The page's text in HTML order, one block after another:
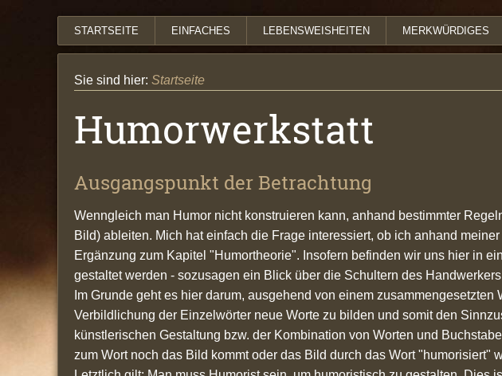
STARTSEITE EINFACHES LEBENSWEISHEITEN MERKWÜRDIGES
Sie sind hier: Startseite
Humorwerkstatt
Ausgangspunkt der Betrachtung
Wenngleich man Humor nicht konstruieren kann, anhand bestimmter
Bild) ableiten. Mich hat einfach die Frage interessiert, ob ich anhand
Ergänzung zum Kapitel "Humortheorie". Insofern befinden wir uns hier in
gestaltet werden - sozusagen ein Blick über die Schultern des
Im Grunde geht es hier darum, ausgehend von einem
Verbildlichung der Einzelwörter neue Worte zu bilden und somit den
künstlerischen Gestaltung bzw. der Kombination von Worten und
zum Wort noch das Bild kommt oder das Bild durch das Wort "humorisiert"